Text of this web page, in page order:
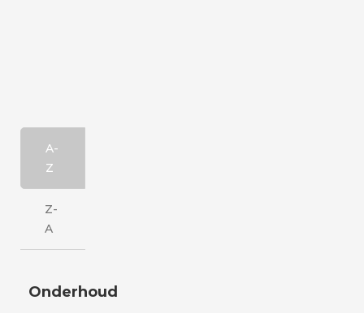
A-
Z
Z-
A
Onderhoud